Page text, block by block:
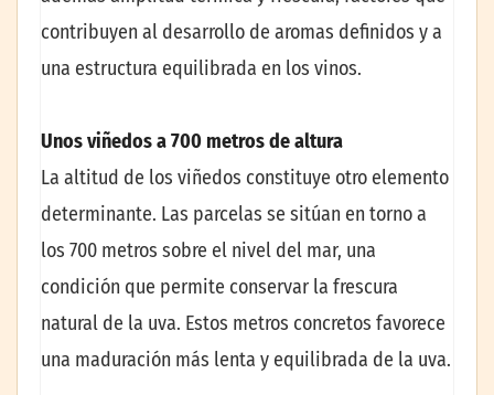
contribuyen al desarrollo de aromas definidos y a
una estructura equilibrada en los vinos.
Unos viñedos a 700 metros de altura
La altitud de los viñedos constituye otro elemento
determinante. Las parcelas se sitúan en torno a
los 700 metros sobre el nivel del mar, una
condición que permite conservar la frescura
natural de la uva. Estos metros concretos favorece
una maduración más lenta y equilibrada de la uva.